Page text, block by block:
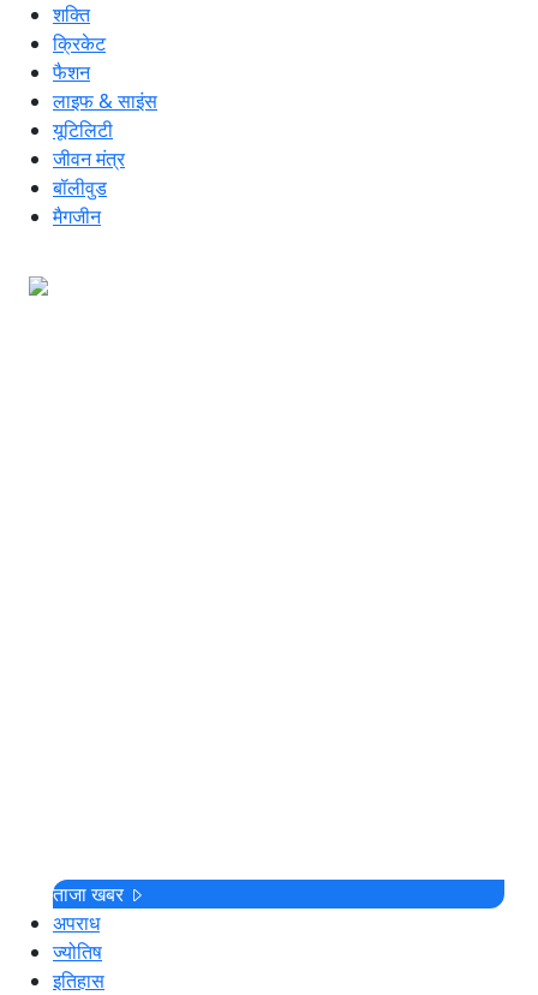
शक्ति
क्रिकेट
फैशन
लाइफ & साइंस
यूटिलिटी
जीवन मंत्र
बॉलीवुड
मैगजीन
ताजा खबर
अपराध
ज्योतिष
इतिहास